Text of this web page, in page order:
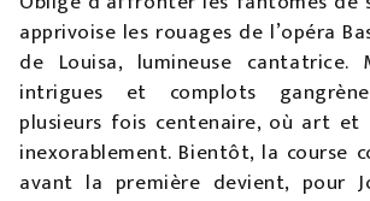
apprivoise les rouages de l’opéra
de Louisa, lumineuse cantatrice.
intrigues et complots
plusieurs fois centenaire, où art
inexorablement. Bientôt, la course
avant la première devient, pour